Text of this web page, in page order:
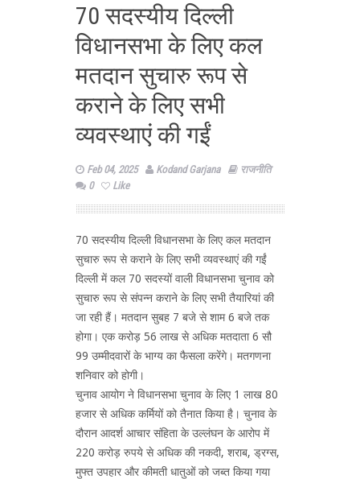
70 सदस्यीय दिल्ली
विधानसभा के लिए कल
मतदान सुचारु रूप से
कराने के लिए सभी
व्यवस्थाएं की गईं
Feb 04, 2025 Kodand Garjana
राजनीति
0
Like
70 सदस्यीय दिल्ली विधानसभा के लिए कल मतदान
सुचारु रूप से कराने के लिए सभी व्यवस्थाएं की गईं
दिल्ली में कल 70 सदस्यों वाली विधानसभा चुनाव को
सुचारु रूप से संपन्न कराने के लिए सभी तैयारियां की
जा रही हैं। मतदान सुबह 7 बजे से शाम 6 बजे तक
होगा। एक करोड़ 56 लाख से अधिक मतदाता 6 सौ
99 उम्मीदवारों के भाग्य का फैसला करेंगे। मतगणना
शनिवार को होगी।
चुनाव आयोग ने विधानसभा चुनाव के लिए 1 लाख 80
हजार से अधिक कर्मियों को तैनात किया है। चुनाव के
दौरान आदर्श आचार संहिता के उल्लंघन के आरोप में
220 करोड़ रुपये से अधिक की नकदी, शराब, ड्रग्स,
मुफ्त उपहार और कीमती धातुओं को जब्त किया गया